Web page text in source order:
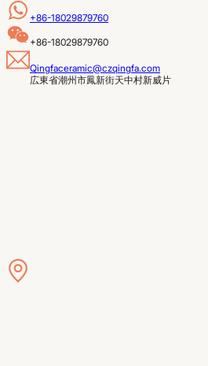
+86-18029879760
+86-18029879760
Qingfaceramic@czqingfa.com
広東省潮州市鳳新街天中村新威片